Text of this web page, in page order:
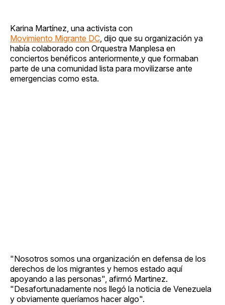
Karina Martínez, una activista con
Movimiento Migrante DC, dijo que su organización ya
había colaborado con Orquestra Manplesa en
conciertos benéficos anteriormente,y que formaban
parte de una comunidad lista para movilizarse ante
emergencias como esta.
"Nosotros somos una organización en defensa de los
derechos de los migrantes y hemos estado aquí
apoyando a las personas", afirmó Martinez.
"Desafortunadamente nos llegó la noticia de Venezuela
y obviamente queríamos hacer algo".